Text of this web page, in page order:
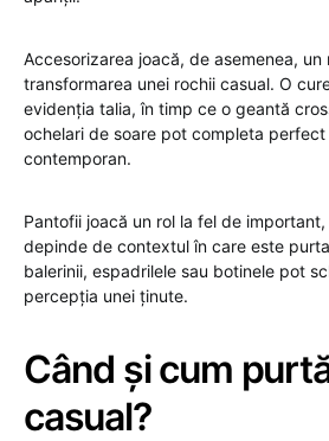
Accesorizarea joacă, de asemenea, un
transformarea unei rochii casual. O
evidenția talia, în timp ce o geantă
ochelari de soare pot completa
contemporan.
Pantofii joacă un rol la fel de
depinde de contextul în care este
balerinii, espadrilele sau botinele pot
percepția unei ținute.
Când și cum
casual?